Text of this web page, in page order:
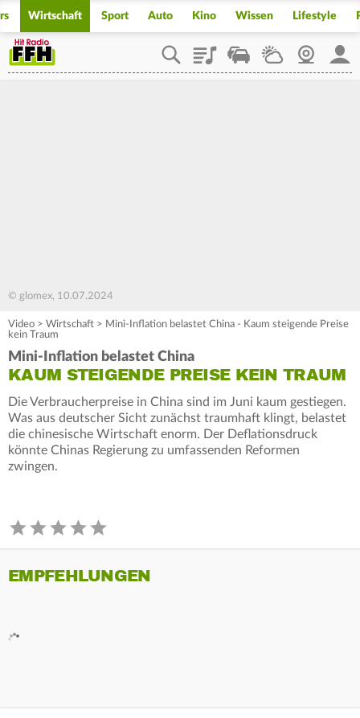
Wirtschaft Sport Auto Kino Wissen Lifestyle
PlaylistStaupilotWetterWebcam
© glomex, 10.07.2024
Video > Wirtschaft > Mini-Inflation belastet China - Kaum steigende Preise
kein Traum
Mini-Inflation belastet China
KAUM STEIGENDE PREISE KEIN TRAUM
Die Verbraucherpreise in China sind im Juni kaum gestiegen.
Was aus deutscher Sicht zunächst traumhaft klingt, belastet
die chinesische Wirtschaft enorm. Der Deflationsdruck
könnte Chinas Regierung zu umfassenden Reformen
zwingen.
EMPFEHLUNGEN